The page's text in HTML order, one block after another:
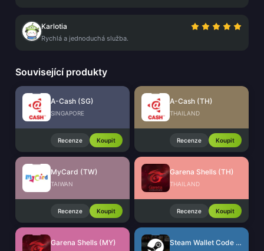
Karlotia
Rychlá a jednoduchá služba.
Související produkty
A-Cash (SG)
SINGAPORE
Recenze Koupit
A-Cash (TH)
THAILAND
Recenze Koupit
MyCard (TW)
TAIWAN
Recenze Koupit
Garena Shells (TH)
THAILAND
Recenze Koupit
Garena Shells (MY) Steam Wallet Code (MYR)